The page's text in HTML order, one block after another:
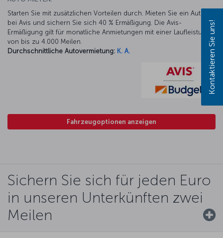
Starten Sie mit zusätzlichen Vorteilen durch. Mieten Sie ein Auto
bei Avis und sichern Sie sich 40 % Ermäßigung. Die Avis-
Ermäßigung gilt für monatliche Anmietungen mit einer Laufleistung
von bis zu 4.000 Meilen.
Durchschnittliche Autovermietung: K. A.
Fahrzeugoptionen anzeigen
Sichern Sie sich für jeden Euro
in unseren Unterkünften zwei
Meilen
Kontaktieren Sie uns!